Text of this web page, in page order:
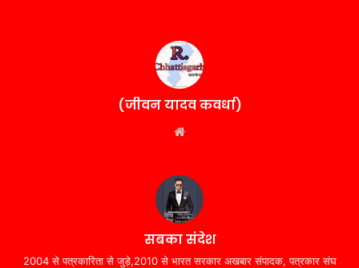
(जीवन यादव कवर्धा)
सबका संदेश
2004 से पत्रकारिता से जुड़े,2010 से भारत सरकार अखबार संपादक, पत्रकार संघ